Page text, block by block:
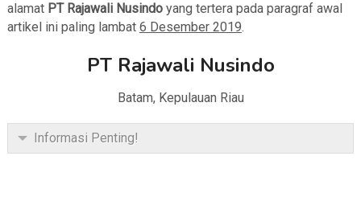
alamat PT Rajawali Nusindoyang tertera pada paragraf awal
artikel ini paling lambat 6 Desember 2019.
PT Rajawali Nusindo
Batam, Kepulauan Riau
Informasi Penting!